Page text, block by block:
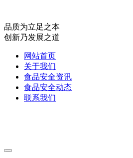
品质为立足之本
创新乃发展之道
网站首页
关于我们
食品安全资讯
食品安全动态
联系我们